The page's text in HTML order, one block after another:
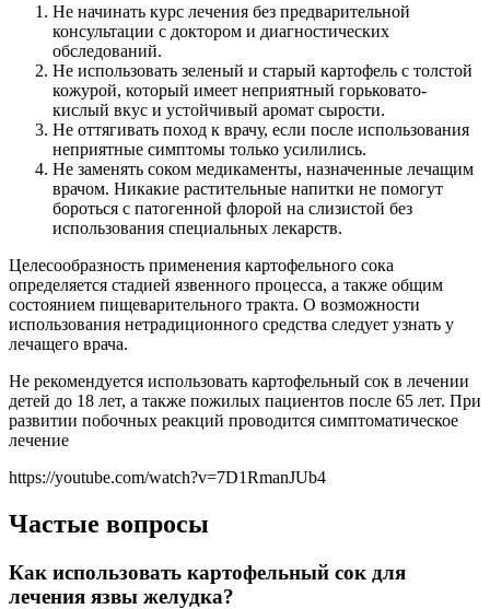
Не начинать курс лечения без предварительной
консультации с доктором и диагностических
обследований.
Не использовать зеленый и старый картофель с толстой
кожурой, который имеет неприятный горьковато-
кислый вкус и устойчивый аромат сырости.
Не оттягивать поход к врачу, если после использования
неприятные симптомы только усилились.
Не заменять соком медикаменты, назначенные лечащим
врачом. Никакие растительные напитки не помогут
бороться с патогенной флорой на слизистой без
использования специальных лекарств.
Целесообразность применения картофельного сока
определяется стадией язвенного процесса, а также общим
состоянием пищеварительного тракта. О возможности
использования нетрадиционного средства следует узнать у
лечащего врача.
Не рекомендуется использовать картофельный сок в лечении
детей до 18 лет, а также пожилых пациентов после 65 лет. При
развитии побочных реакций проводится симптоматическое
лечение
https://youtube.com/watch?v=7D1RmanJUb4
Частые вопросы
Как использовать картофельный сок для
лечения язвы желудка?